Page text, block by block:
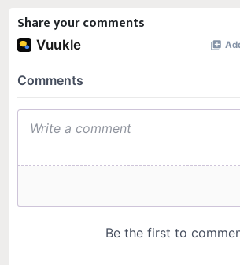
Share your comments